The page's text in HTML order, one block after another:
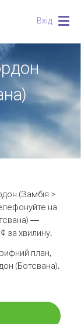
Вхід
(Замбія >
на
—
за хвилину.
план,
(Ботсвана).